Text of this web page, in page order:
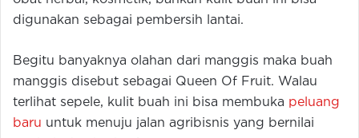
digunakan sebagai pembersih lantai.
Begitu banyaknya olahan dari manggis maka buah
manggis disebut sebagai Queen Of Fruit. Walau
terlihat sepele, kulit buah ini bisa membuka peluang
baru untuk menuju jalan agribisnis yang bernilai